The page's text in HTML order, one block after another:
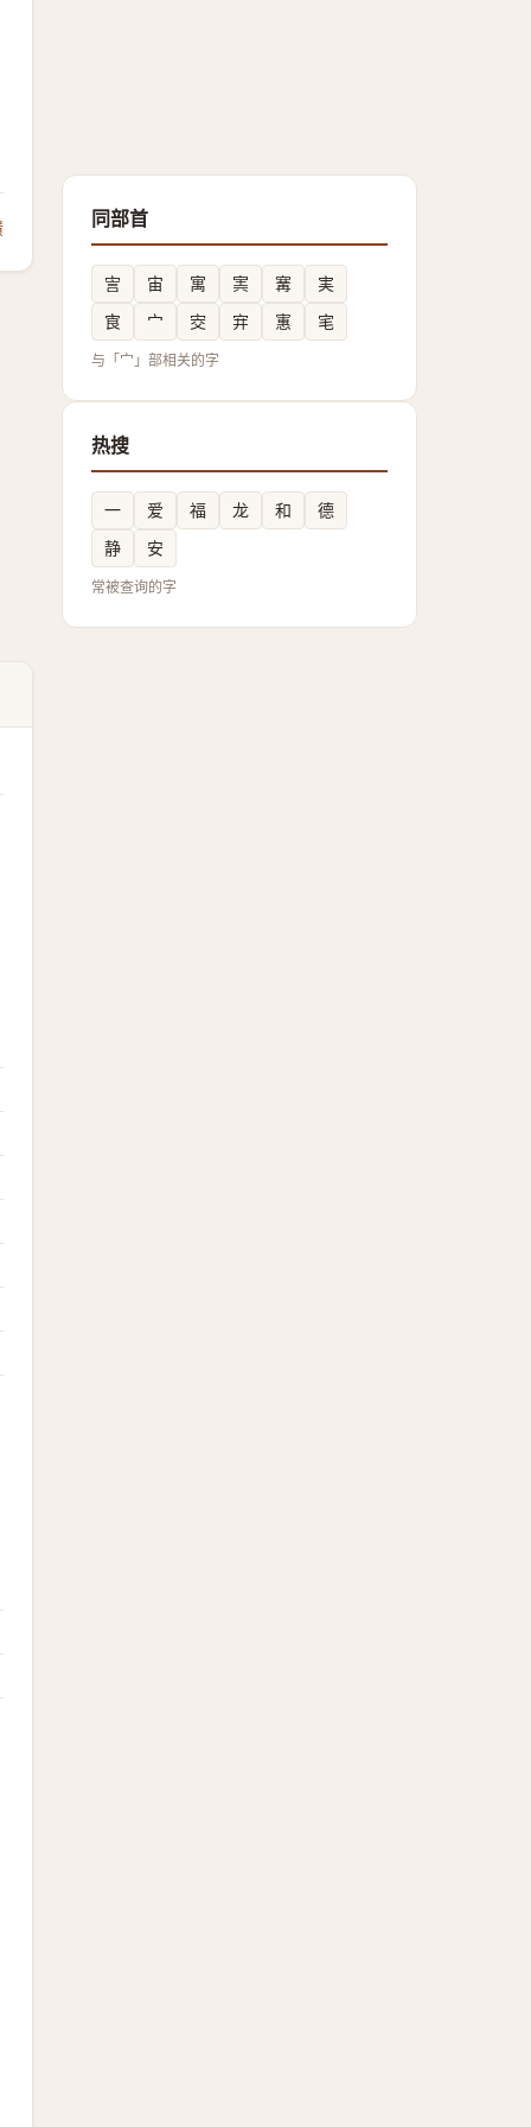
同部首
㝘 宙 寓 㝙 㝤
実
㝗
宀 㝔 宑 寭 宒
与「宀」部相关的字
热搜
一 爱 福 龙 和
德
静
安
常被查询的字